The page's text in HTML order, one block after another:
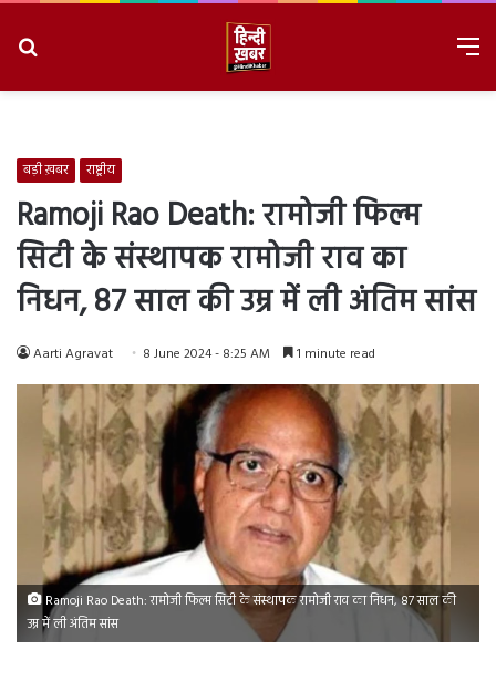
बड़ी ख़बर राष्ट्रीय
Ramoji Rao Death: रामोजी फिल्म
सिटी के संस्थापक रामोजी राव का
निधन, 87 साल की उम्र में ली अंतिम सांस
Aarti Agravat 8 June 2024 - 8:25 AM 1 minute read
Ramoji Rao Death: रामोजी फिल्म सिटी के संस्थापक रामोजी राव का निधन, 87 साल की
उम्र में ली अंतिम सांस